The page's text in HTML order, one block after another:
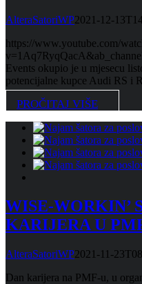
AlteraSatoriWP2021-12-
https://www.youtube.com/
Events okupio je u mjesecu
potencijalne kupce Audi RS i
PROČITAJ VIŠE
WISE-WORKIN’
KARIJERA U
AlteraSatoriWP2021-11-
Dan karijera na PMF-u, u